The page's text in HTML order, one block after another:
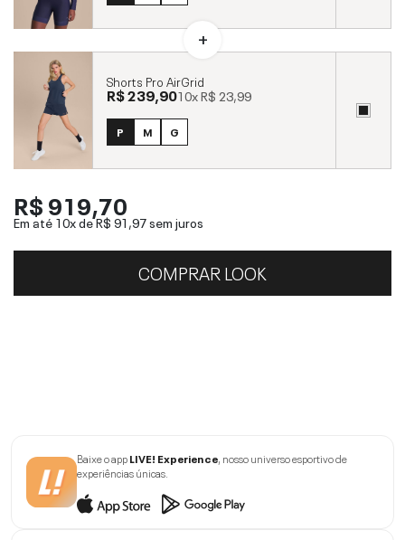
Shorts Pro AirGrid
R$ 239,9010xR$ 23,99
P M G
R$ 919,70
Em até 10x deR$ 91,97sem juros
COMPRAR LOOK
Baixe o appLIVE! Experience, nosso universo esportivo de
experiências únicas.